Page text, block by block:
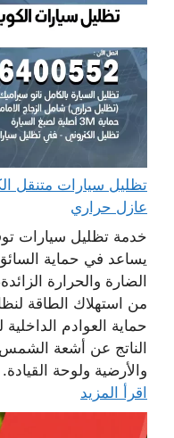
عازل حراري
خدمة تظليل سيارات
يساعد في حماية
الضارة والحرارة
من استهلاك الطاقة
حماية العوادم
الناتج عن أشعة
والأرضية ولوحة
اقرأ المزيد